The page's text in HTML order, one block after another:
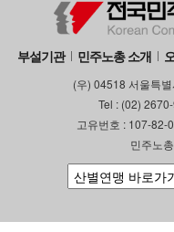
부설기관 민주노총 소개
(우) 04518 서울특
Tel : (02)
고유번호 : 107-82-
민주노